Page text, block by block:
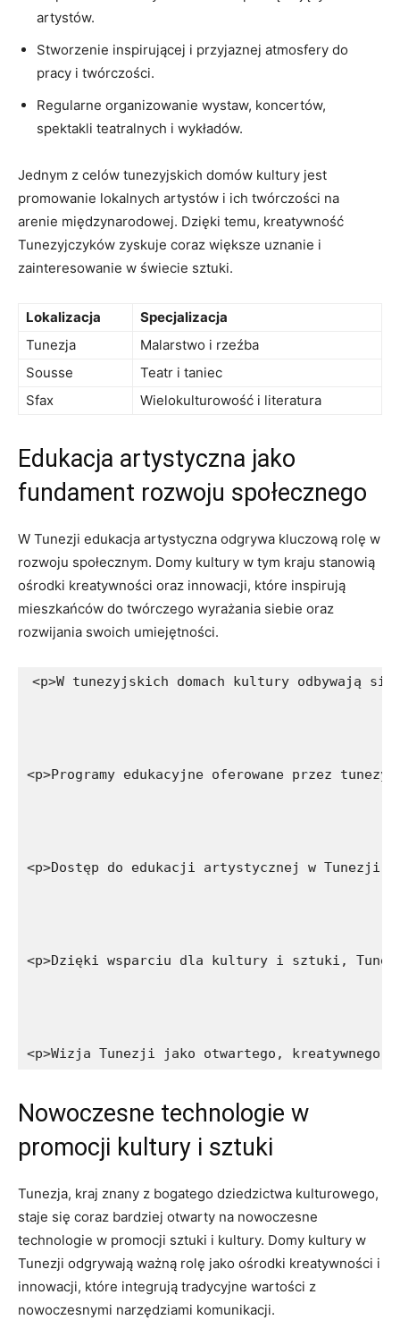
artystów.
Stworzenie inspirującej i przyjaznej atmosfery do
pracy⁢ i twórczości.
Regularne organizowanie wystaw, koncertów,
spektakli teatralnych i wykładów.
Jednym z celów‍ tunezyjskich domów kultury ‌jest
promowanie lokalnych ‌artystów i ich ‍twórczości na
arenie międzynarodowej. Dzięki temu, kreatywność
Tunezyjczyków zyskuje coraz większe uznanie i
zainteresowanie w świecie sztuki.
Lokalizacja
Specjalizacja
Tunezja
Malarstwo i rzeźba
Sousse
Teatr i taniec
Sfax
Wielokulturowość i literatura
Edukacja artystyczna jako
fundament rozwoju ⁤społecznego
W Tunezji edukacja artystyczna odgrywa kluczową rolę w⁢
rozwoju ⁢społecznym. Domy kultury w tym kraju stanowią
ośrodki kreatywności oraz innowacji, które inspirują
mieszkańców‍ do twórczego wyrażania siebie oraz
rozwijania swoich umiejętności.
<p>W tunezyjskich domach kultury odbywają
<p>Programy edukacyjne oferowane przez
<p>Dostęp do edukacji artystycznej w Tunezji
<p>Dzięki wsparciu dla kultury i sztuki,
<p>Wizja Tunezji jako otwartego, kreatywnego
Nowoczesne technologie w
promocji ⁢kultury i sztuki
Tunezja, kraj znany‍ z bogatego dziedzictwa kulturowego,
staje się coraz bardziej otwarty na nowoczesne
technologie ⁤w promocji sztuki i kultury. Domy kultury w
Tunezji⁤ odgrywają ⁤ważną rolę jako ośrodki kreatywności i
innowacji, które integrują tradycyjne wartości z
nowoczesnymi narzędziami komunikacji.